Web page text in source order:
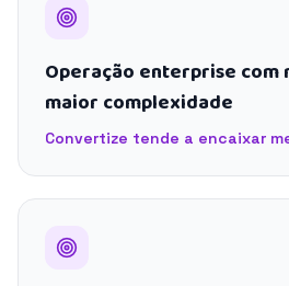
Operação enterprise com
maior complexidade
Convertize tende a encaixar